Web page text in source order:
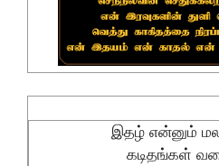
இதழ் என்னும்
கடிதங்கள்